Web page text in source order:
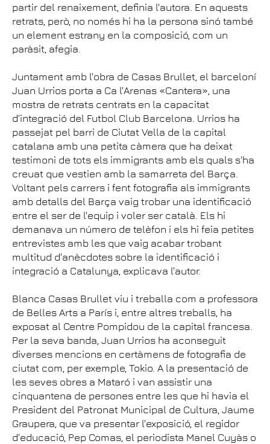
partir del renaixement, definia l'autora. En aquests
retrats, però, no només hi ha la persona sinó també
un element estrany en la composició, com un
paràsit, afegia.
Juntament amb l'obra de Casas Brullet, el barceloní
Juan Urrios porta a Ca l'Arenas «Cantera», una
mostra de retrats centrats en la capacitat
d'integració del Futbol Club Barcelona. Urrios ha
passejat pel barri de Ciutat Vella de la capital
catalana amb una petita càmera que ha deixat
testimoni de tots els immigrants amb els quals s'ha
creuat que vestien amb la samarreta del Barça.
Voltant pels carrers i fent fotografia als immigrants
amb detalls del Barça vaig trobar una identificació
entre el ser de l'equip i voler ser català. Els hi
demanava un número de telèfon i els hi feia petites
entrevistes amb les que vaig acabar trobant
multitud d'anècdotes sobre la identificació i
integració a Catalunya, explicava l'autor.
Blanca Casas Brullet viu i treballa com a professora
de Belles Arts a París i, entre altres treballs, ha
exposat al Centre Pompidou de la capital francesa.
Per la seva banda, Juan Urrios ha aconseguit
diverses mencions en certàmens de fotografia de
ciutat com, per exemple, Tokio. A la presentació de
les seves obres a Mataró i van assistir una
cinquantena de persones entre les que hi havia el
President del Patronat Municipal de Cultura, Jaume
Graupera, que va presentar l'exposició, el regidor
d'educació, Pep Comas, el periodista Manel Cuyàs o